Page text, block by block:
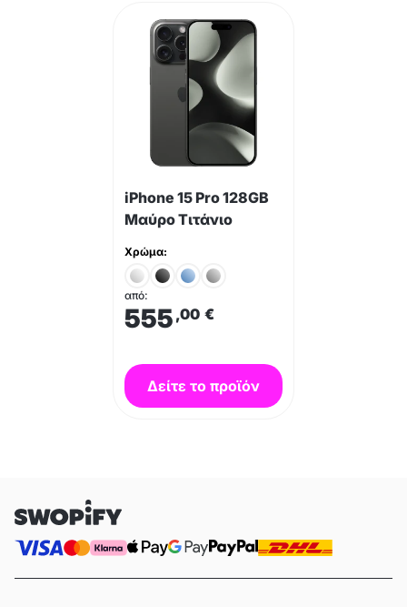
iPhone 15 Pro 128GB
Μαύρο Τιτάνιο
Χρώμα:
από:
555 ,00 €
Δείτε το προϊόν